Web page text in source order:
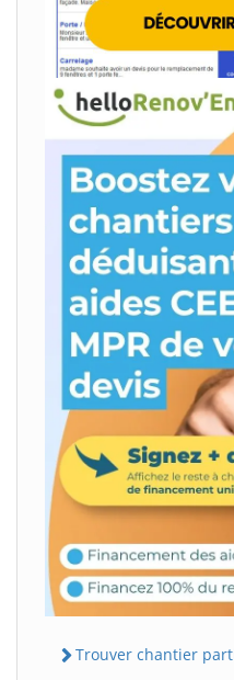
Trouver chantier